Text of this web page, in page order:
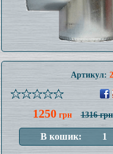
Артикул:
1250грн 1316 грн